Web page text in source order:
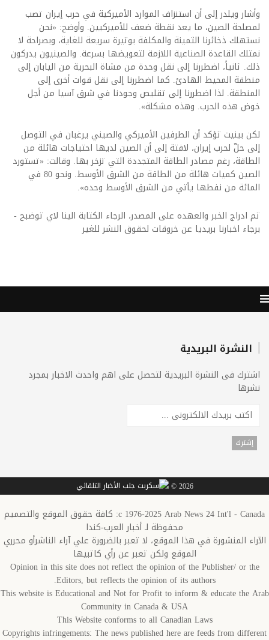
وأشار ويلدر إلى أن استنزاف الموارد الأميركية في حرب إيران تصب
لمصلحة الصين، ما يعد نقطة ضعف للأميركيين. وأوضح: «نحن
نستهلك ذخائرنا الثمينة والمكلفة بوتيرة سريعة للغاية، وبصراحة لا
نمتلك القاعدة الصناعية اللازمة لتعويضها بسرعة. والصينيون يدركون
ذلك. ثانياً، اضطررنا إلى نقل وحدة من مشاة البحرية من اليابان إلى
منطقة المحيط الهادئ. كما اضطررنا إلى نقل قوات أخرى إلى
المنطقة. لذا اضطررنا إلى تقليص وجودنا في شرق آسيا من أجل
خوض هذه الحرب. وهذه مشكلة».
لكن بينيت تؤكد أن الطرفين الأميركي والصيني يرغبان في التوصل
إلى حلّ لحرب إيران، لافتة إلى أن الصين لديها احتياجات هائلة من
الطاقة، رغم مصادر الطاقة المتجددة التي تزخر بها. وقالت: «تستورد
الصين كميات هائلة من الطاقة من الشرق الأوسط. ونحو 80 في
المائة من نفطها يأتي من الشرق الأوسط وحده».
تم ادراج الخبر والعهده على المصدر، الرجاء الكتابة الينا لاي توضبح -
برجاء اخبارنا بريديا عن خروقات لحقوق النشر للغير
النشرة البريدية
اشترك فى النشرة البريدية لتحصل على اهم واحدث الاخبار بمجرد
نشرها
2026 ©
c 1976-2025 Arab News 24 Int'l - Canada: كافة حقوق الموقع والتصميم
محفوظة لـ أخبار العرب-كندا
الآراء المنشورة في هذا الموقع، لا تعبر بالضرورة علي آراء الناشرأو محرري
الموقع ولكن تعبر عن رأي كاتبيها
Opinion in this site does not reflect the opinion of the Publisher/ or the
Editors, but reflects the opinion of its authors.
This website is Educational and Not for Profit to inform & educate the Arab
Community in Canada & USA
This Website conforms to all Canadian Laws
Copyrights infringements: The news published here are feeds from different